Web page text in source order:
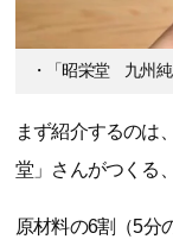
・「昭栄堂 九州
まず紹介するのは
堂」さんがつくる
原材料の6割（5分